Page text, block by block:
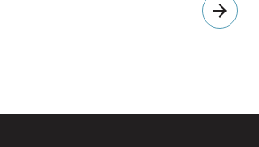
arrow_forward